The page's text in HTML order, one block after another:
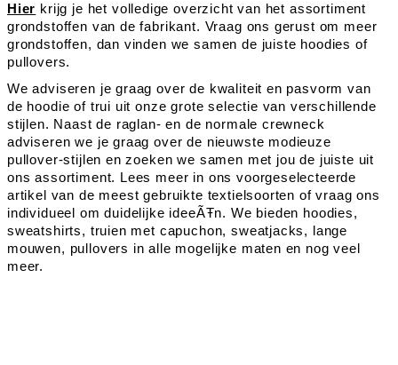
Hier krijg je het volledige overzicht van het assortiment
grondstoffen van de fabrikant. Vraag ons gerust om meer
grondstoffen, dan vinden we samen de juiste hoodies of
pullovers.
We adviseren je graag over de kwaliteit en pasvorm van
de hoodie of trui uit onze grote selectie van verschillende
stijlen. Naast de raglan- en de normale crewneck
adviseren we je graag over de nieuwste modieuze
pullover-stijlen en zoeken we samen met jou de juiste uit
ons assortiment. Lees meer in ons voorgeselecteerde
artikel van de meest gebruikte textielsoorten of vraag ons
individueel om duidelijke ideeÃŦn. We bieden hoodies,
sweatshirts, truien met capuchon, sweatjacks, lange
mouwen, pullovers in alle mogelijke maten en nog veel
meer.